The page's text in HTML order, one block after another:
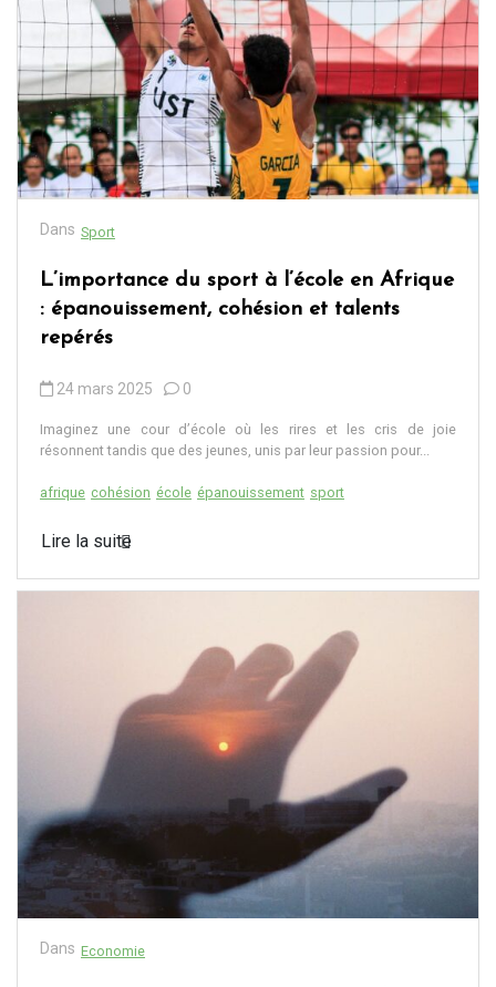
Dans Sport
L’importance du sport à l’école en Afrique
: épanouissement, cohésion et talents
repérés
24 mars 2025 0
Imaginez une cour d’école où les rires et les cris de joie
résonnent tandis que des jeunes, unis par leur passion pour...
afrique cohésion école épanouissement sport
Lire la suite
Dans Economie